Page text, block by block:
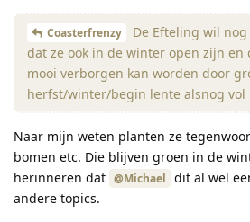
Coasterfrenzy
De Efteling wil
dat ze ook in de winter open zijn en
mooi verborgen kan worden door
herfst/winter/begin lente alsnog vol
Naar mijn weten planten ze
bomen etc. Die blijven groen in de
herinneren dat @Michael dit al wel
andere topics.